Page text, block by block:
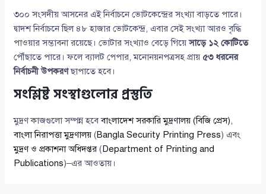
৩০০ সংসদীয় আসনের এই নির্বাচনে ভোটকেন্দ্রের সংখ্যা বাড়তে পারে।
দ্বাদশ নির্বাচনে ছিল ৪৮ হাজার ভোটকেন্দ্র, এবার সেই সংখ্যা আরও বৃদ্ধি
পাওয়ার সম্ভাবনা রয়েছে। ভোটার সংখ্যাও বেড়ে গিয়েসাড়ে ১২ কোটিতে
পৌঁছাতে পারে। ফলে ব্যালট পেপার, মনোনয়নপত্রসহ প্রায় ৫৩ ধরনের
নির্বাচনী উপকরণছাপাতে হবে।
সংশ্লিষ্ট সংস্থাগুলোর প্রস্তুতি
মুদ্রণ কাজগুলো সম্পন্ন হবেবাংলাদেশ সরকারি মুদ্রণালয় (বিজি প্রেস),
বাংলা নিরাপত্তা মুদ্রণালয় (Bangla Security Printing Press) এবং
মুদ্রণ ও প্রকাশনা অধিদপ্তর ( Department of Printing and
Publications)–এর আওতায়।